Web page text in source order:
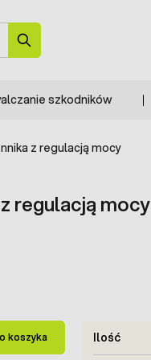
szkodników
z regulacją mocy
regulacją mocy
koszyka Ilość